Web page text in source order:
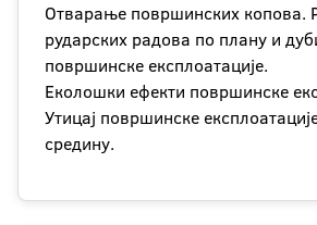
Отварање површинских копова.
рударских радова по плану и
површинске експлоатације.
Еколошки ефекти површинске
Утицај површинске
средину.